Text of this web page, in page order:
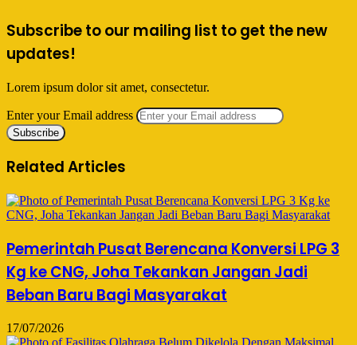
Subscribe to our mailing list to get the new
updates!
Lorem ipsum dolor sit amet, consectetur.
Enter your Email address
Related Articles
Pemerintah Pusat Berencana Konversi LPG 3
Kg ke CNG, Joha Tekankan Jangan Jadi
Beban Baru Bagi Masyarakat
17/07/2026